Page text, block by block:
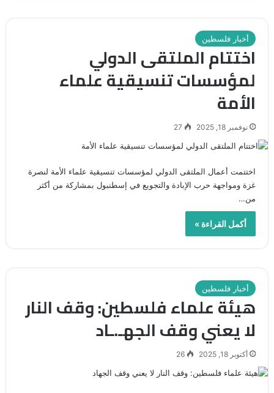
أخبار فلسطين
اختتام الملتقى الدولي
لمؤسسات تنسيقية علماء
الأمة
نوفمبر 18, 2025 27
اختتمت أعمال الملتقى الدولي لمؤسسات تنسيقية علماء الأمة لنصرة
غزة ومواجهة حرب الإبادة والتجويع في إسطنبول بمشاركة من أكثر
من…
أكمل القراءة »
أخبار فلسطين
هيئة علماء فلسطين: وقف النار
لا يعني وقف الجهـ.ـاد
أكتوبر 18, 2025 26